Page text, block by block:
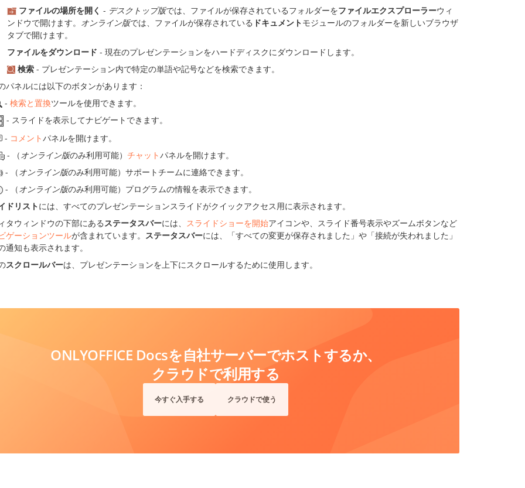
ファイルの場所を開く - デスクトップ版では、ファイルが保存されているフォルダーをファイルエクスプローラーウィ
ンドウで開けます。 オンライン版では、ファイルが保存されている ドキュメントモジュールのフォルダーを新しいブラウザ
タブで開けます。
ファイルをダウンロード - 現在のプレゼンテーションをハードディスクにダウンロードします。
検索 - プレゼンテーション内で特定の単語や記号などを検索できます。
パネルには以下のボタンがあります：
- 検索と置換ツールを使用できます。
- スライドを表示してナビゲートできます。
- コメントパネルを開けます。
- （ オンライン版のみ利用可能） チャットパネルを開けます。
- （ オンライン版のみ利用可能）サポートチームに連絡できます。
- （ オンライン版のみ利用可能）プログラムの情報を表示できます。
ドリストには、すべてのプレゼンテーションスライドがクイックアクセス用に表示されます。
タウィンドウの下部にある ステータスバーには、 スライドショーを開始アイコンや、スライド番号表示やズームボタンなど
ゲーションツールが含まれています。 ステータスバーには、「すべての変更が保存されました」や「接続が失われました」
通知も表示されます。
スクロールバーは、プレゼンテーションを上下にスクロールするために使用します。
ONLYOFFICE Docsを自社サーバーでホストするか、
クラウドで利用する
今すぐ入手する クラウドで使う